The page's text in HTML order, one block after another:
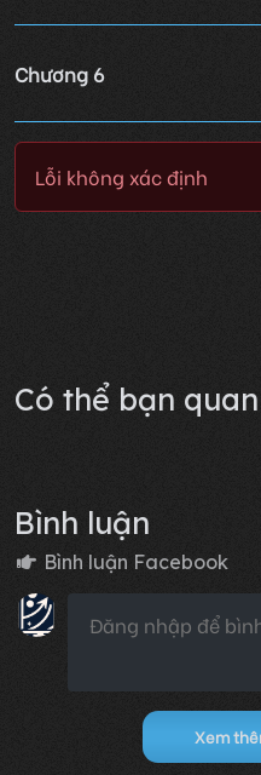
Chương 6
Lỗi không xác định
Có thể bạn
Bình luận
Bình luận Facebook
Xem